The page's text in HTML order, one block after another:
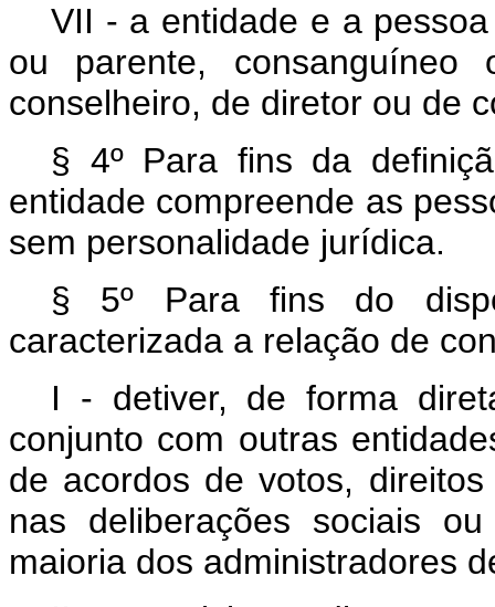
VII - a entidade e a
ou parente,
conselheiro, de diretor ou de
§ 4º Para fins da
entidade compreende as
sem personalidade jurídica.
§ 5º Para fins do
caracterizada a relação de
I - detiver, de forma
conjunto com outras
de acordos de votos,
nas deliberações sociais
maioria dos administradores